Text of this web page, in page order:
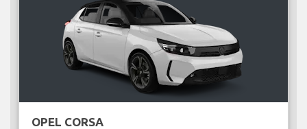
OPEL CORSA